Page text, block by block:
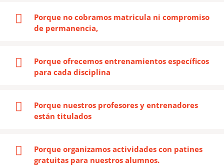
Porque no cobramos matricula ni compromiso
de permanencia,
Porque ofrecemos entrenamientos específicos
para cada disciplina
Porque nuestros profesores y entrenadores
están titulados
Porque organizamos actividades con patines
gratuitas para nuestros alumnos.